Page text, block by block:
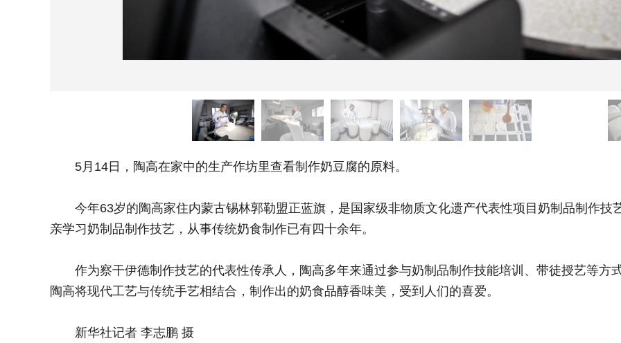
5月14日，陶高在家中的生产作坊里查看制作奶豆腐的原料。
今年63岁的陶高家住内蒙古锡林郭勒盟正蓝旗，是国家级非物质文化遗产代表性项目奶制品制作技
亲学习奶制品制作技艺，从事传统奶食制作已有四十余年。
作为察干伊德制作技艺的代表性传承人，陶高多年来通过参与奶制品制作技能培训、带徒授艺等方
陶高将现代工艺与传统手艺相结合，制作出的奶食品醇香味美，受到人们的喜爱。
新华社记者 李志鹏 摄